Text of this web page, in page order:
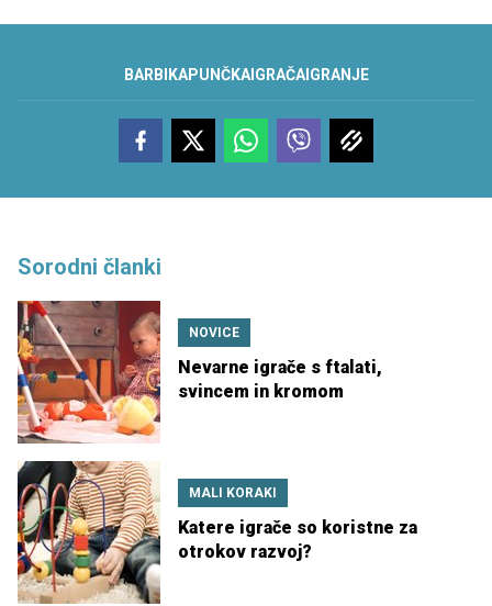
BARBIKAPUNČKAIGRAČAIGRANJE
Sorodni članki
NOVICE
Nevarne igrače s ftalati,
svincem in kromom
MALI KORAKI
Katere igrače so koristne za
otrokov razvoj?